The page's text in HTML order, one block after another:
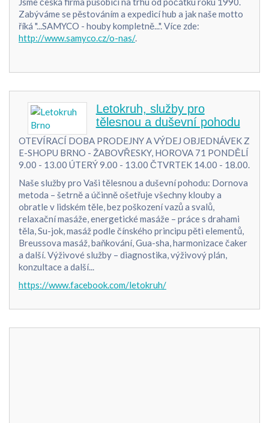
Zabýváme se pěstováním a expedicí hub a jak naše motto
říká "...SAMYCO - houby kompletně...". Více zde:
http://www.samyco.cz/o-nas/.
Letokruh, služby pro
tělesnou a duševní pohodu
OTEVÍRACÍ DOBA PRODEJNY A VÝDEJ OBJEDNÁVEK Z
E-SHOPU BRNO - ŽABOVŘESKY, HOROVA 71 PONDĚLÍ
9.00 - 13.00 ÚTERÝ 9.00 - 13.00 ČTVRTEK 14.00 - 18.00.
Naše služby pro Vaši tělesnou a duševní pohodu: Dornova
metoda – šetrně a účinně ošetřuje všechny klouby a
obratle v lidském těle, bez poškození vazů a svalů,
relaxační masáže, energetické masáže – práce s drahami
těla, Su-jok, masáž podle čínského principu pěti elementů,
Breussova masáž, baňkování, Gua-sha, harmonizace čaker
a další. Výživové služby – diagnostika, výživový plán,
konzultace a další...
https://www.facebook.com/letokruh/